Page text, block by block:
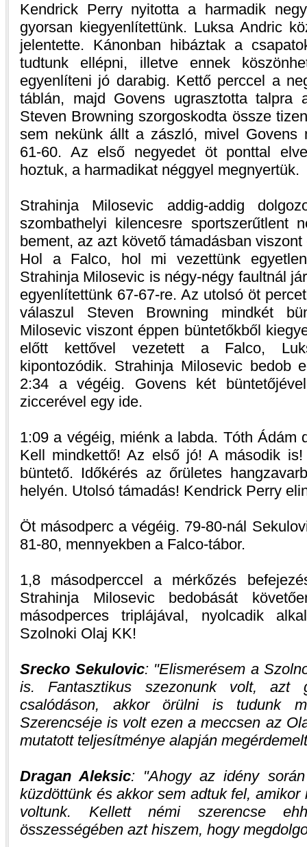
Kendrick Perry nyitotta a harmadik
gyorsan kiegyenlítettünk. Luksa Andric
jelentette. Kánonban hibáztak a
tudtunk ellépni, illetve ennek
egyenlíteni jó darabig. Kettő perccel a
táblán, majd Govens ugrasztotta talpra
Steven Browning szorgoskodta össze
sem nekünk állt a zászló, mivel Govens
61-60. Az első negyedet öt ponttal
hoztuk, a harmadikat néggyel megnyertük.
Strahinja Milosevic addig-addig
szombathelyi kilencesre sportszerűtlent
bement, az azt követő támadásban
Hol a Falco, hol mi vezettünk
Strahinja Milosevic is négy-négy faultnál
egyenlítettünk 67-67-re. Az utolsó öt
válaszul Steven Browning mindkét
Milosevic viszont éppen büntetőkből
előtt kettővel vezetett a Falco,
kipontozódik. Strahinja Milosevic bedob
2:34 a végéig. Govens két
ziccerével egy ide.
1:09 a végéig, miénk a labda. Tóth Ádám
Kell mindkettő! Az első jó! A második
büntető. Időkérés az őrületes
helyén. Utolsó támadás! Kendrick Perry
Öt másodperc a végéig. 79-80-nál
81-80, mennyekben a Falco-tábor.
1,8 másodperccel a mérkőzés
Strahinja Milosevic bedobását
másodperces triplájával, nyolcadik
Szolnoki Olaj KK!
Srecko Sekulovic:
Elismerésem a
is. Fantasztikus szezonunk volt, azt
csalódáson, akkor örülni is tudunk
Szerencséje is volt ezen a meccsen az
mutatott teljesítménye alapján
Dragan Aleksic:
Ahogy az idény
küzdöttünk és akkor sem adtuk fel,
voltunk. Kellett némi szerencse
összességében azt hiszem, hogy